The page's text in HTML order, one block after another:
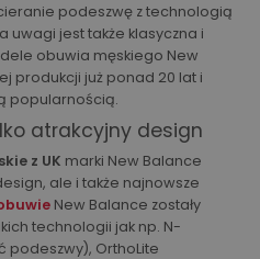
podeszwę z technologią
uwagi jest także klasyczna i
obuwia męskiego New
produkcji już ponad 20 lat i
popularnością.
atrakcyjny design
z UK marki New Balance
ale i także najnowsze
New Balance zostały
technologii jak np. N-
podeszwy), OrthoLite